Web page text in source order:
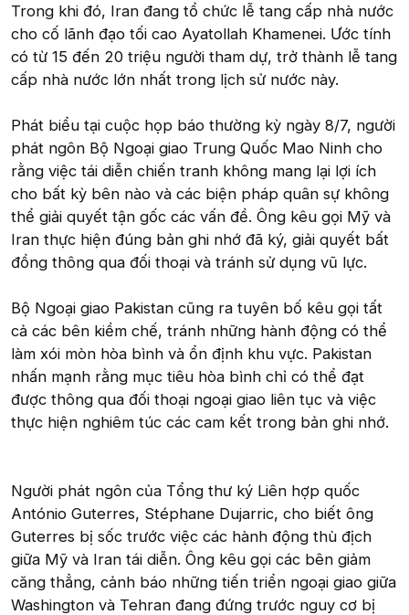
Trong khi đó, Iran đang tổ chức lễ tang cấp nhà nước
cho cố lãnh đạo tối cao Ayatollah Khamenei. Ước tính
có từ 15 đến 20 triệu người tham dự, trở thành lễ tang
cấp nhà nước lớn nhất trong lịch sử nước này.
Phát biểu tại cuộc họp báo thường kỳ ngày 8/7, người
phát ngôn Bộ Ngoại giao Trung Quốc Mao Ninh cho
rằng việc tái diễn chiến tranh không mang lại lợi ích
cho bất kỳ bên nào và các biện pháp quân sự không
thể giải quyết tận gốc các vấn đề. Ông kêu gọi Mỹ và
Iran thực hiện đúng bản ghi nhớ đã ký, giải quyết bất
đồng thông qua đối thoại và tránh sử dụng vũ lực.
Bộ Ngoại giao Pakistan cũng ra tuyên bố kêu gọi tất
cả các bên kiềm chế, tránh những hành động có thể
làm xói mòn hòa bình và ổn định khu vực. Pakistan
nhấn mạnh rằng mục tiêu hòa bình chỉ có thể đạt
được thông qua đối thoại ngoại giao liên tục và việc
thực hiện nghiêm túc các cam kết trong bản ghi nhớ.
Người phát ngôn của Tổng thư ký Liên hợp quốc
António Guterres, Stéphane Dujarric, cho biết ông
Guterres bị sốc trước việc các hành động thù địch
giữa Mỹ và Iran tái diễn. Ông kêu gọi các bên giảm
căng thẳng, cảnh báo những tiến triển ngoại giao giữa
Washington và Tehran đang đứng trước nguy cơ bị